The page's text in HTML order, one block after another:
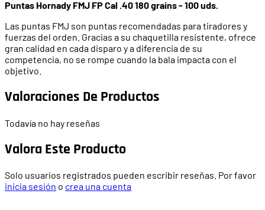
Puntas Hornady FMJ FP Cal .40 180 grains - 100 uds.
Las puntas FMJ son puntas recomendadas para tiradores y
fuerzas del orden. Gracias a su chaquetilla resistente, ofrece
gran calidad en cada disparo y a diferencia de su
competencia, no se rompe cuando la bala impacta con el
objetivo.
Valoraciones De Productos
Todavía no hay reseñas
Valora Este Producto
Solo usuarios registrados pueden escribir reseñas. Por favor
inicia sesión o crea una cuenta